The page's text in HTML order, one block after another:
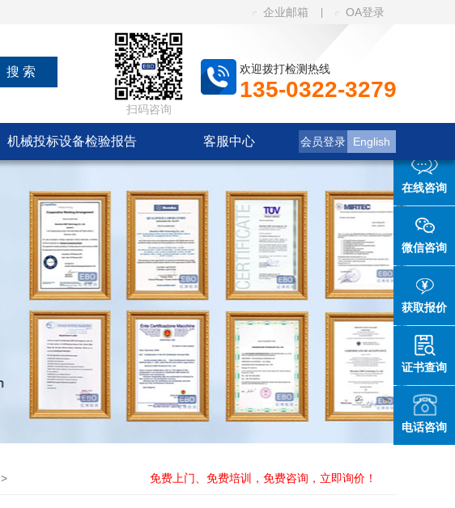
企业邮箱 OA登录
欢迎拨打检测热线
135-0322-3279
扫码咨询
机械投标设备检验报告 客服中心 会员登录 English
> 免费上门、免费培训，免费咨询，立即询价！
在线咨询
微信咨询
获取报价
证书查询
电话咨询